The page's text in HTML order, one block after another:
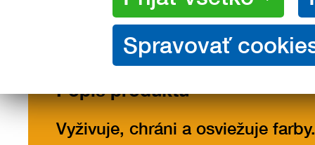
Popis produktu
Vyživuje, chráni a osviežuje farby.